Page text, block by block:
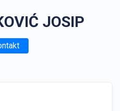
JOSIP